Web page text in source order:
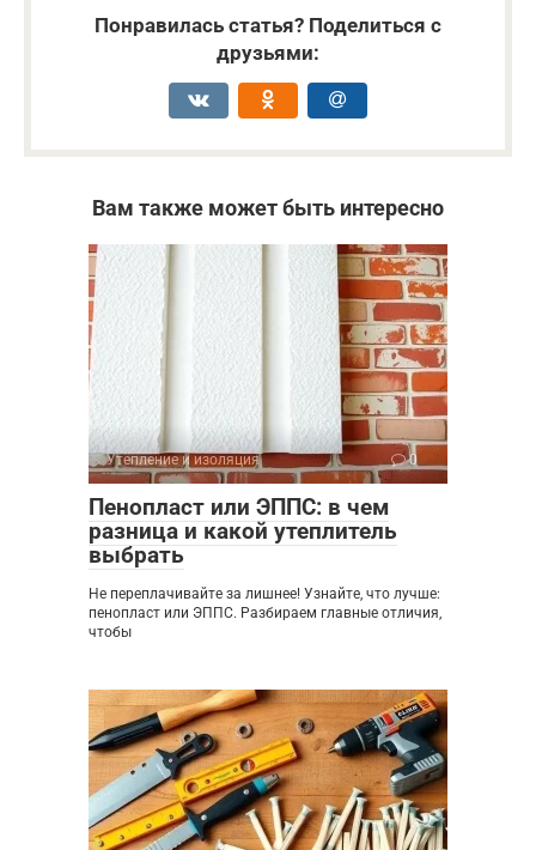
Понравилась статья? Поделиться с
друзьями:
Вам также может быть интересно
Утепление и изоляция 0
Пенопласт или ЭППС: в чем
разница и какой утеплитель
выбрать
Не переплачивайте за лишнее! Узнайте, что лучше:
пенопласт или ЭППС. Разбираем главные отличия,
чтобы